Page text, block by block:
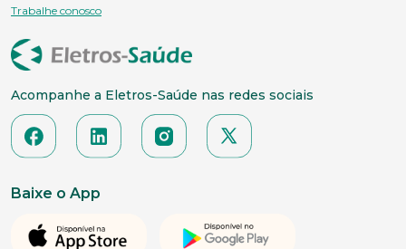
Trabalhe conosco
Acompanhe a Eletros-Saúde nas redes sociais
Baixe o App